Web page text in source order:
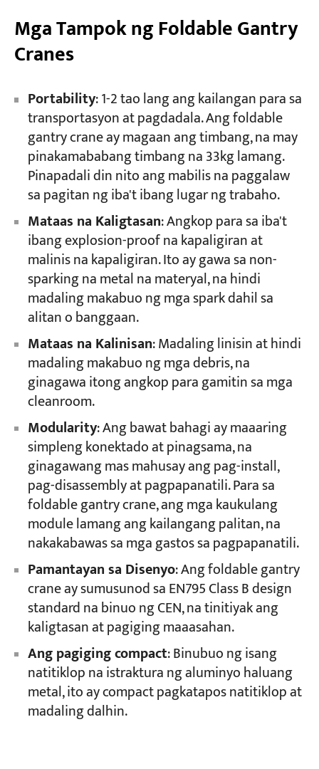
Mga Tampok ng Foldable Gantry
Cranes
Portability: 1-2 tao lang ang kailangan para sa
transportasyon at pagdadala. Ang foldable
gantry crane ay magaan ang timbang, na may
pinakamababang timbang na 33kg lamang.
Pinapadali din nito ang mabilis na paggalaw
sa pagitan ng iba't ibang lugar ng trabaho.
Mataas na Kaligtasan: Angkop para sa iba't
ibang explosion-proof na kapaligiran at
malinis na kapaligiran. Ito ay gawa sa non-
sparking na metal na materyal, na hindi
madaling makabuo ng mga spark dahil sa
alitan o banggaan.
Mataas na Kalinisan: Madaling linisin at hindi
madaling makabuo ng mga debris, na
ginagawa itong angkop para gamitin sa mga
cleanroom.
Modularity: Ang bawat bahagi ay maaaring
simpleng konektado at pinagsama, na
ginagawang mas mahusay ang pag-install,
pag-disassembly at pagpapanatili. Para sa
foldable gantry crane, ang mga kaukulang
module lamang ang kailangang palitan, na
nakakabawas sa mga gastos sa pagpapanatili.
Pamantayan sa Disenyo: Ang foldable gantry
crane ay sumusunod sa EN795 Class B design
standard na binuo ng CEN, na tinitiyak ang
kaligtasan at pagiging maaasahan.
Ang pagiging compact: Binubuo ng isang
natitiklop na istraktura ng aluminyo haluang
metal, ito ay compact pagkatapos natitiklop at
madaling dalhin.